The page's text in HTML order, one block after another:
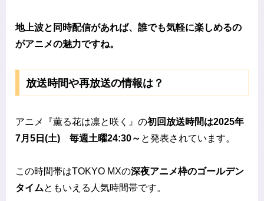
地上波と同時配信があれば、誰でも気軽に楽しめるの
がアニメの魅力ですね。
放送時間や再放送の情報は？
アニメ『薫る花は凛と咲く』の初回放送時間は2025年
7月5日(土) 毎週土曜24:30～ と発表されています。
この時間帯はTOKYO MXの深夜アニメ枠のゴールデン
タイムともいえる人気時間帯です。